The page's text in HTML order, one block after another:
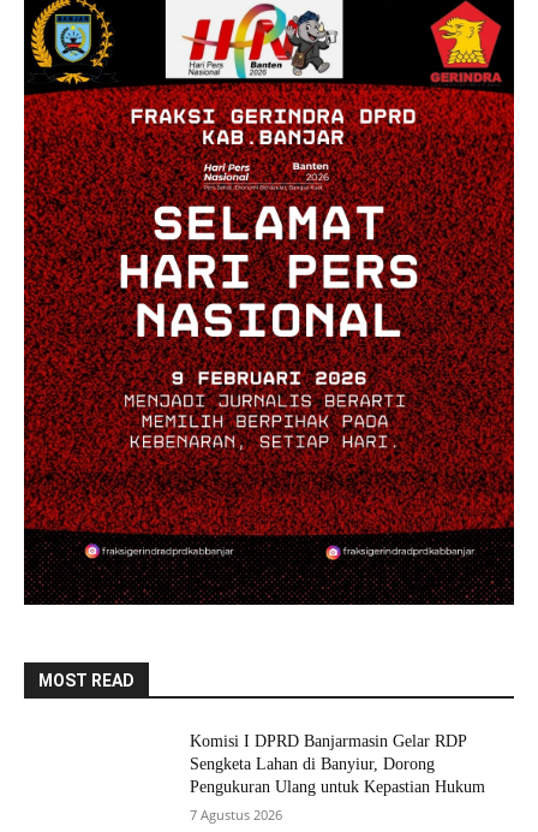
MOST READ
Komisi I DPRD Banjarmasin Gelar RDP
Sengketa Lahan di Banyiur, Dorong
Pengukuran Ulang untuk Kepastian Hukum
7 Agustus 2026